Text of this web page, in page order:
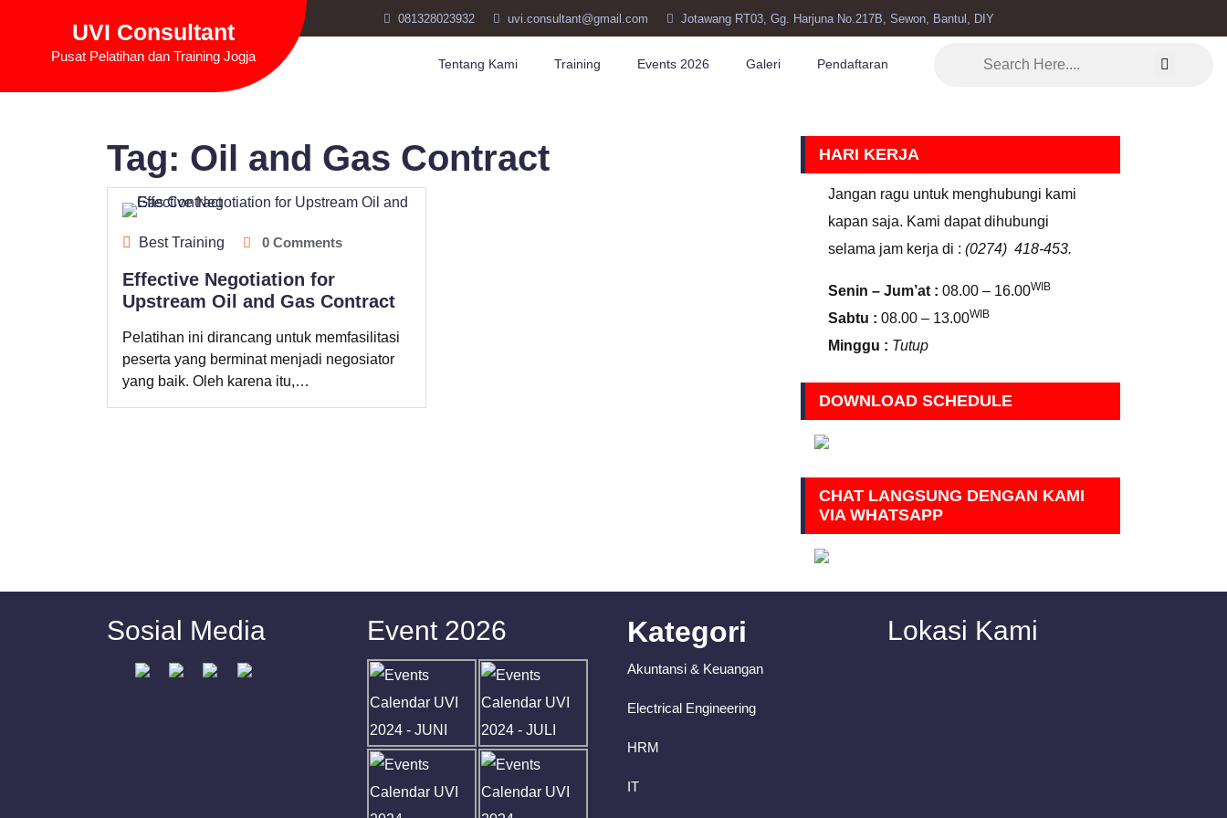
081328023932 uvi.consultant@gmail.com Jotawang RT03, Gg. Harjuna No.217B, Sewon, Bantul, DIY
UVI Consultant
Pusat Pelatihan dan Training Jogja Tentang Kami Training Events 2026 Galeri Pendaftaran
Tag: Oil and Gas Contract
Best Training 0 Comments
Effective Negotiation for
Upstream Oil and Gas Contract
Pelatihan ini dirancang untuk memfasilitasi
peserta yang berminat menjadi negosiator
yang baik. Oleh karena itu,…
HARI KERJA
Jangan ragu untuk menghubungi kami
kapan saja. Kami dapat dihubungi
selama jam kerja di : (0274) 418-453.
Senin – Jum’at : 08.00 – 16.00WIB
Sabtu : 08.00 – 13.00WIB
Minggu : Tutup
DOWNLOAD SCHEDULE
CHAT LANGSUNG DENGAN KAMI
VIA WHATSAPP
Sosial Media Event 2026 Kategori
Akuntansi & Keuangan
Electrical Engineering
HRM
IT
Lokasi Kami